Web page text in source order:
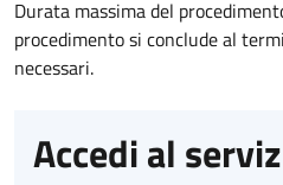
Durata massima del
procedimento si conclude al
necessari.
Accedi al